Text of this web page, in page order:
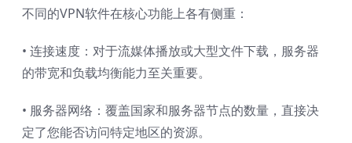
不同的VPN软件在核心功能上各有侧重：
• 连接速度：对于流媒体播放或大型文件下载，服务器
的带宽和负载均衡能力至关重要。
• 服务器网络：覆盖国家和服务器节点的数量，直接决
定了您能否访问特定地区的资源。